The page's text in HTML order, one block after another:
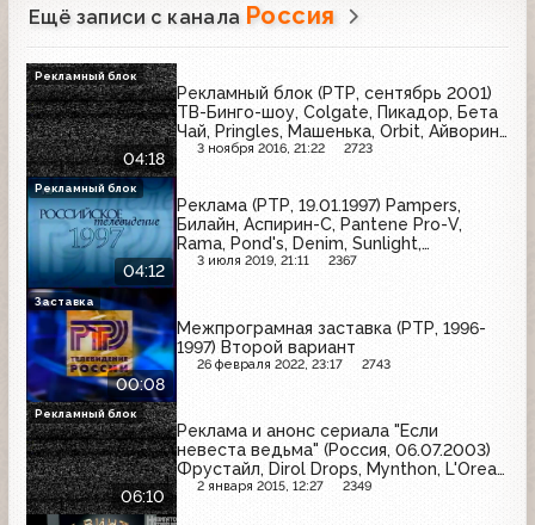
Ещё записи с канала Россия
04:18
Рекламный блок (РТР, сентябрь 2001)
ТВ-Бинго-шоу, Colgate, Пикадор, Бета
Чай, Pringles, Машенька, Orbit, Айворин,
Lady Speed Stick, Sprite, Бетадин, ГАЗ,
3 ноября 2016, 21:22 2723
Рекламный блок
04:12
Реклама (РТР, 19.01.1997) Pampers,
Билайн, Аспирин-C, Pantene Pro-V,
Rama, Pond's, Denim, Sunlight,
Pepsodent, Impulse O2
3 июля 2019, 21:11 2367
Рекламный блок
00:08
Межпрограмная заставка (РТР, 1996-
1997) Второй вариант
26 февраля 2022, 23:17 2743
Заставка
06:10
Реклама и анонс сериала "Если
невеста ведьма" (Россия, 06.07.2003)
Фрустайл, Dirol Drops, Mynthon, L'Oreal,
Ariel, Rich, Pantene ProV, Maybelline,
2 января 2015, 12:27 2349
Рекламный блок